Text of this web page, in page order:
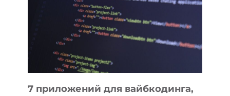
ДЛЯ
РАБОТЫ
7 приложений для вайбкодинга,